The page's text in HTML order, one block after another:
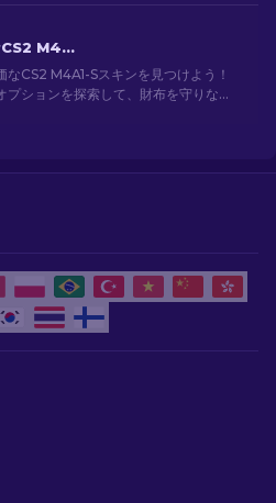
最安で最高なCS2 M4A1-Sスキン[2026]
なCS2 M4A1-Sスキンを見つけよう！
プションを探索して、財布を守りなが